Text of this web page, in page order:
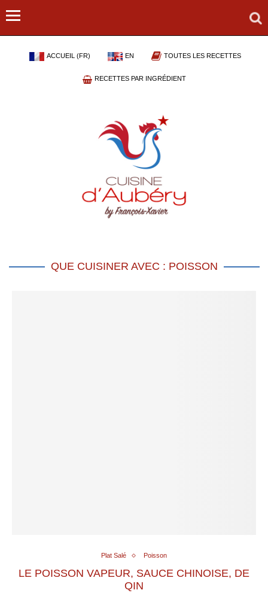
ACCUEIL (FR) EN TOUTES LES RECETTES
RECETTES PAR INGRÉDIENT
QUE CUISINER AVEC : POISSON
Plat Salé Poisson
LE POISSON VAPEUR, SAUCE CHINOISE, DE
QIN